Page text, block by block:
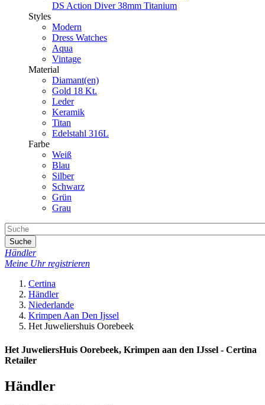
DS Action Diver 38mm Titanium
Styles
Modern
Dress Watches
Aqua
Vintage
Material
Diamant(en)
Gold 18 Kt.
Leder
Keramik
Titan
Edelstahl 316L
Farbe
Weiß
Blau
Silber
Schwarz
Grün
Grau
Suche
Händler
Meine Uhr registrieren
Certina
Händler
Niederlande
Krimpen Aan Den Ijssel
Het Juweliershuis Oorebeek
Het JuweliersHuis Oorebeek, Krimpen aan den IJssel - Certina
Retailer
Händler